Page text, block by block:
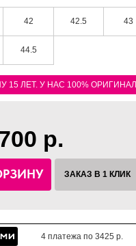
42 42.5 43
44.5
15 ЛЕТ. У НАС 100% ОРИГИНАЛ
р.
ЗАКАЗ В 1 КЛИК
4 платежа по 3425 р.